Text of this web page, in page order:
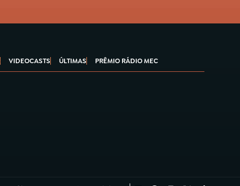
VIDEOCASTS ÚLTIMAS PRÊMIO RÁDIO MEC